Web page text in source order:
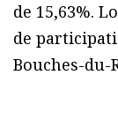
de 15,63%.
de
Bouches-du-